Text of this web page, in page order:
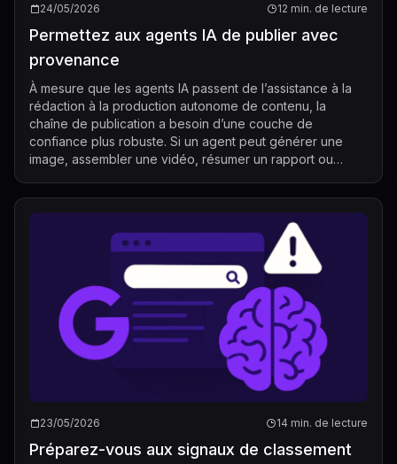
24/05/2026 12 min. de lecture
Permettez aux agents IA de publier avec
provenance
À mesure que les agents IA passent de l’assistance à la
rédaction à la production autonome de contenu, la
chaîne de publication a besoin d’une couche de
confiance plus robuste. Si un agent peut générer une
image, assembler une vidéo, résumer un rapport ou
23/05/2026 14 min. de lecture
Préparez-vous aux signaux de classement